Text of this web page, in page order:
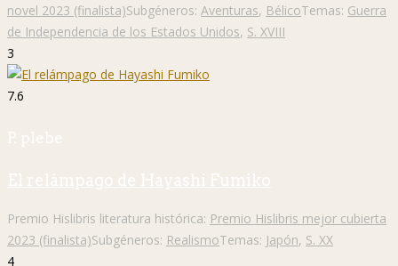
novel 2023 (finalista)Subgéneros: Aventuras, BélicoTemas: Guerra
de Independencia de los Estados Unidos, S. XVIII
3
7.6
P. plebe
El relámpago de Hayashi Fumiko
Premio Hislibris literatura histórica: Premio Hislibris mejor cubierta
2023 (finalista)Subgéneros: RealismoTemas: Japón, S. XX
4